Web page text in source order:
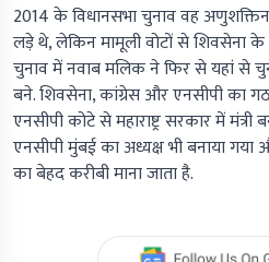
2014 के विधानसभा चुनाव वह
लड़े थे, लेकिन मामूली वोटों से शिवसेना के
चुनाव में नवाब मलिक ने फिर से यहां से
बने. शिवसेना, कांग्रेस और एनसीपी का
एनसीपी कोटे से महाराष्ट्र सरकार में
एनसीपी मुंबई का अध्यक्ष भी बनाया
का बेहद करीबी माना जाता है.